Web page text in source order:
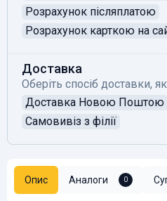
Розрахунок післяплатою
Розрахунок карткою на
Доставка
Оберіть спосіб доставки,
Доставка Новою Поштою
Самовивіз з філії
Опис Аналоги 0